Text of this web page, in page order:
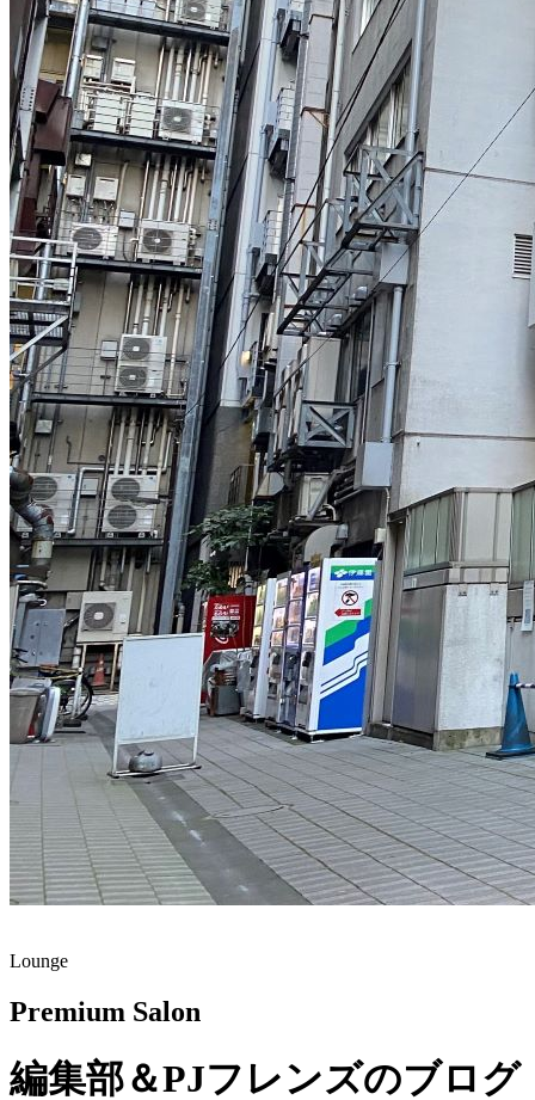
Lounge
Premium Salon
編集部＆PJフレンズのブログ